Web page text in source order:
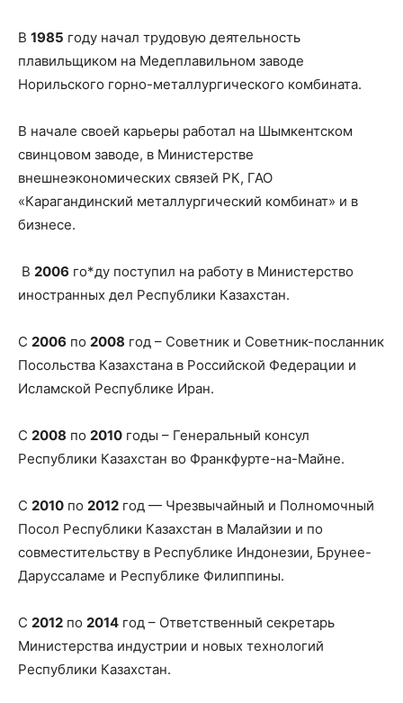
В 1985 году начал трудовую деятельность
плавильщиком на Медеплавильном заводе
Норильского горно-металлургического комбината.
В начале своей карьеры работал на Шымкентском
свинцовом заводе, в Министерстве
внешнеэкономических связей РК, ГАО
«Карагандинский металлургический комбинат» и в
бизнесе.
В 2006 го*ду поступил на работу в Министерство
иностранных дел Республики Казахстан.
С 2006 по 2008 год – Советник и Советник-посланник
Посольства Казахстана в Российской Федерации и
Исламской Республике Иран.
С 2008 по 2010 годы – Генеральный консул
Республики Казахстан во Франкфурте-на-Майне.
С 2010 по 2012 год — Чрезвычайный и Полномочный
Посол Республики Казахстан в Малайзии и по
совместительству в Республике Индонезии, Брунее-
Даруссаламе и Республике Филиппины.
С 2012 по 2014 год – Ответственный секретарь
Министерства индустрии и новых технологий
Республики Казахстан.